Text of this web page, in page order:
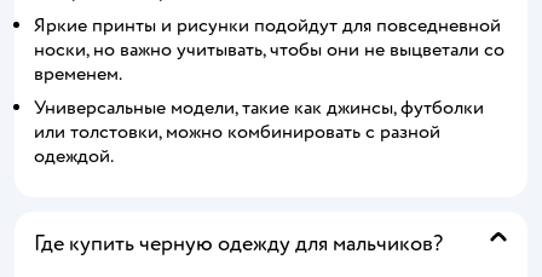
Яркие принты и рисунки подойдут для повседневной
носки, но важно учитывать, чтобы они не выцветали со
временем.
Универсальные модели, такие как джинсы, футболки
или толстовки, можно комбинировать с разной
одеждой.
Где купить черную одежду для мальчиков?